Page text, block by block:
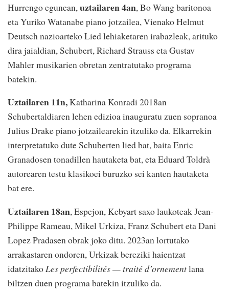
Hurrengo egunean, uztailaren 4an, Bo Wang baritonoa
eta Yuriko Watanabe piano jotzailea, Vienako Helmut
Deutsch nazioarteko Lied lehiaketaren irabazleak, arituko
dira jaialdian, Schubert, Richard Strauss eta Gustav
Mahler musikarien obretan zentratutako programa
batekin.
Uztailaren 11n,Katharina Konradi 2018an
Schubertaldiaren lehen edizioa inauguratu zuen sopranoa
Julius Drake piano jotzailearekin itzuliko da. Elkarrekin
interpretatuko dute Schuberten lied bat, baita Enric
Granadosen tonadillen hautaketa bat, eta Eduard Toldrà
autorearen testu klasikoei buruzko sei kanten hautaketa
bat ere.
Uztailaren 18an, Espejon, Kebyart saxo laukoteak Jean-
Philippe Rameau, Mikel Urkiza, Franz Schubert eta Dani
Lopez Pradasen obrak joko ditu. 2023an lortutako
arrakastaren ondoren, Urkizak bereziki haientzat
idatzitakoLes perfectibilités — traité d’ornementlana
biltzen duen programa batekin itzuliko da.